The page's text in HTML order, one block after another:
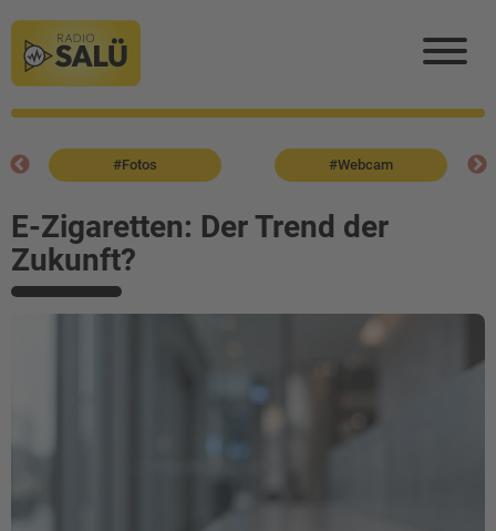
#Fotos #Webcam
E-Zigaretten: Der Trend der
Zukunft?